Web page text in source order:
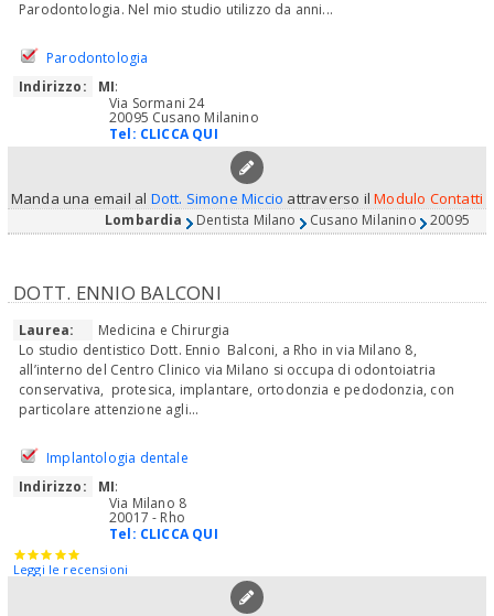
Parodontologia. Nel mio studio utilizzo da anni...
Parodontologia
Indirizzo:
MI:
Via Sormani 24
20095 Cusano Milanino
Tel: CLICCA QUI
Manda una email al Dott. Simone Miccio attraverso ilModulo Contatti
Lombardia Dentista Milano Cusano Milanino 20095
DOTT. ENNIO BALCONI
Laurea:
Medicina e Chirurgia
Lo studio dentistico Dott. Ennio Balconi, a Rho in via Milano 8,
all’interno del Centro Clinico via Milano si occupa di odontoiatria
conservativa, protesica, implantare, ortodonzia e pedodonzia, con
particolare attenzione agli...
Implantologia dentale
Indirizzo:
MI:
Via Milano 8
20017 - Rho
Tel: CLICCA QUI
Leggi le recensioni